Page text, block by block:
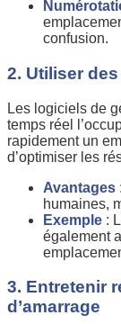
confusion.
2. Utiliser
Les logiciels de
temps réel
rapidement un
d’optimiser les
Avantages
humaines,
Exemple :
également
3. Entretenir
d’amarrage